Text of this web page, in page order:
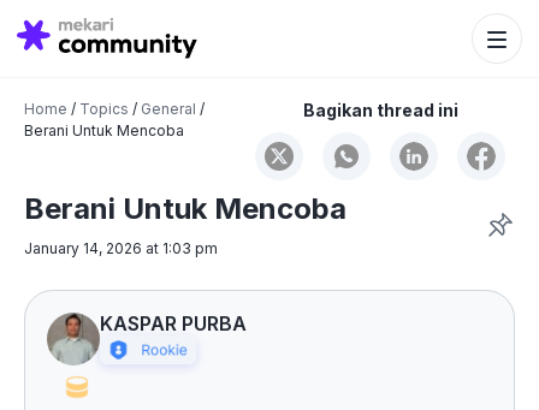
Search
for:
Search
Home / Topics / General /
Berani Untuk Mencoba
Bagikan thread ini
Berani Untuk Mencoba
January 14, 2026 at 1:03 pm
KASPAR PURBA